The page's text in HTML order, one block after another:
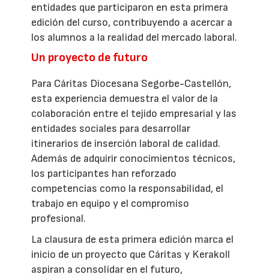
entidades que participaron en esta primera
edición del curso, contribuyendo a acercar a
los alumnos a la realidad del mercado laboral.
Un proyecto de futuro
Para Cáritas Diocesana Segorbe-Castellón,
esta experiencia demuestra el valor de la
colaboración entre el tejido empresarial y las
entidades sociales para desarrollar
itinerarios de inserción laboral de calidad.
Además de adquirir conocimientos técnicos,
los participantes han reforzado
competencias como la responsabilidad, el
trabajo en equipo y el compromiso
profesional.
La clausura de esta primera edición marca el
inicio de un proyecto que Cáritas y Kerakoll
aspiran a consolidar en el futuro,